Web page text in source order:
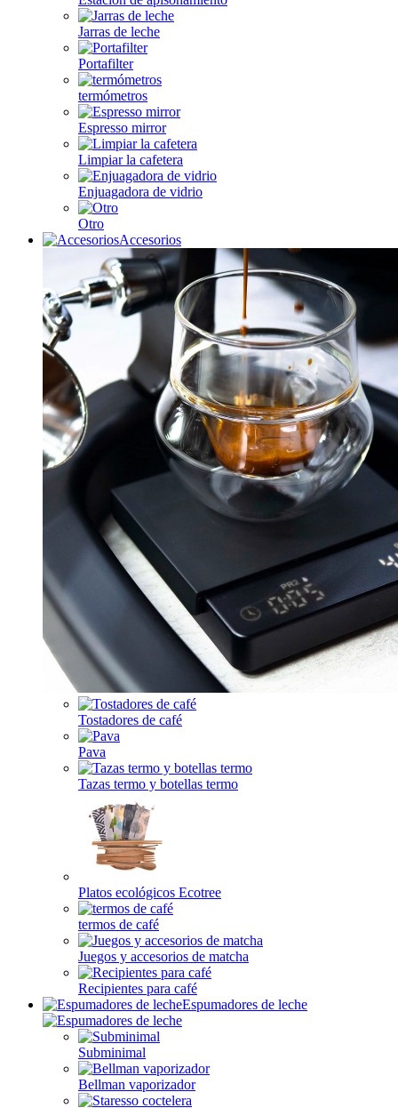
Jarras de leche
Portafilter
termómetros
Espresso mirror
Limpiar la cafetera
Enjuagadora de vidrio
Otro
Accesorios
Tostadores de café
Pava
Tazas termo y botellas termo
Platos ecológicos Ecotree
termos de café
Juegos y accesorios de matcha
Recipientes para café
Espumadores de leche
Subminimal
Bellman vaporizador